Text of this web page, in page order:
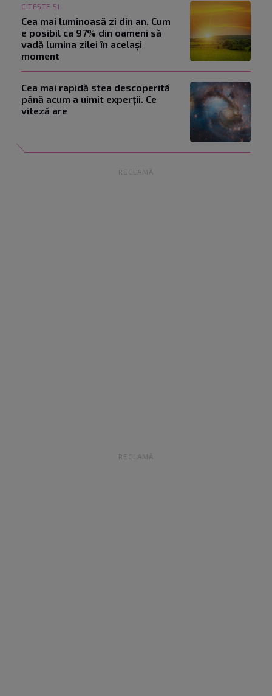
CITEȘTE ȘI
Cea mai luminoasă zi din an. Cum
e posibil ca 97% din oameni să
vadă lumina zilei în același
moment
Cea mai rapidă stea descoperită
până acum a uimit experții. Ce
viteză are
RECLAMĂ
RECLAMĂ